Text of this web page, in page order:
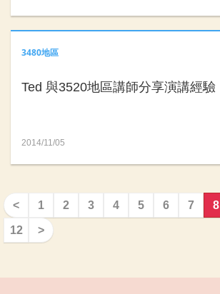
3480地區
Ted 與3520地區講師分享演講經驗
2014/11/05
< 1 2 3 4 5 6 7 8
12 >